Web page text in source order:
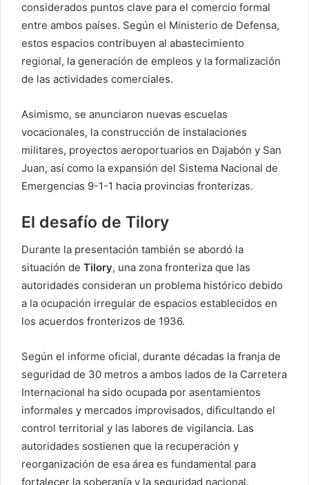
considerados puntos clave para el comercio formal
entre ambos países. Según el Ministerio de Defensa,
estos espacios contribuyen al abastecimiento
regional, la generación de empleos y la formalización
de las actividades comerciales.
Asimismo, se anunciaron nuevas escuelas
vocacionales, la construcción de instalaciones
militares, proyectos aeroportuarios en Dajabón y San
Juan, así como la expansión del Sistema Nacional de
Emergencias 9-1-1 hacia provincias fronterizas.
El desafío de Tilory
Durante la presentación también se abordó la
situación de Tilory, una zona fronteriza que las
autoridades consideran un problema histórico debido
a la ocupación irregular de espacios establecidos en
los acuerdos fronterizos de 1936.
Según el informe oficial, durante décadas la franja de
seguridad de 30 metros a ambos lados de la Carretera
Internacional ha sido ocupada por asentamientos
informales y mercados improvisados, dificultando el
control territorial y las labores de vigilancia. Las
autoridades sostienen que la recuperación y
reorganización de esa área es fundamental para
fortalecer la soberanía y la seguridad nacional.